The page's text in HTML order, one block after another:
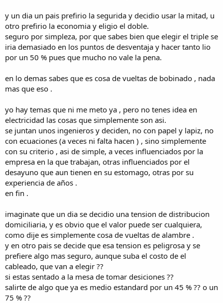
y un dia un pais prefirio la segurida y decidio usar la mitad, u
otro prefirio la economia y eligio el doble.
seguro por simpleza, por que sabes bien que elegir el triple se
iria demasiado en los puntos de desventaja y hacer tanto lio
por un 50 % pues que mucho no vale la pena.
en lo demas sabes que es cosa de vueltas de bobinado , nada
mas que eso .
yo hay temas que ni me meto ya , pero no tenes idea en
electricidad las cosas que simplemente son asi.
se juntan unos ingenieros y deciden, no con papel y lapiz, no
con ecuaciones (a veces ni falta hacen ) , sino simplemente
con su criterio , asi de simple, a veces influenciados por la
empresa en la que trabajan, otras influenciados por el
desayuno que aun tienen en su estomago, otras por su
experiencia de años .
en fin .
imaginate que un dia se decidio una tension de distribucion
domiciliaria, y es obvio que el valor puede ser cualquiera,
como dije es simplemente cosa de vueltas de alambre .
y en otro pais se decide que esa tension es peligrosa y se
prefiere algo mas seguro, aunque suba el costo de el
cableado, que van a elegir ??
si estas sentado a la mesa de tomar desiciones ??
salirte de algo que ya es medio estandard por un 45 % ?? o un
75 % ??